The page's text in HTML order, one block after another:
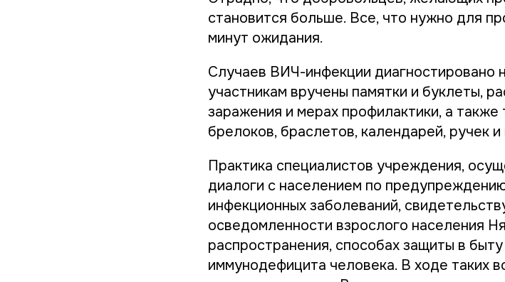
становится больше. Все, что нужно для
минут ожидания.
Случаев ВИЧ-инфекции диагностировано
участникам вручены памятки и буклеты,
заражения и мерах профилактики, а
брелоков, браслетов, календарей, ручек
Практика специалистов учреждения,
диалоги с населением по
инфекционных заболеваний,
осведомленности взрослого населения
распространения, способах защиты в
иммунодефицита человека. В ходе таких